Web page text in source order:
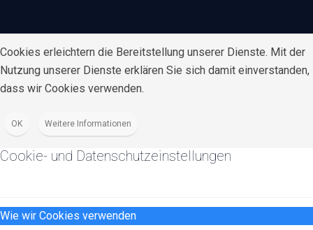
Cookies erleichtern die Bereitstellung unserer Dienste. Mit der
Nutzung unserer Dienste erklären Sie sich damit einverstanden,
dass wir Cookies verwenden.
OK Weitere Informationen
Cookie- und Datenschutzeinstellungen
Wie wir Cookies verwenden